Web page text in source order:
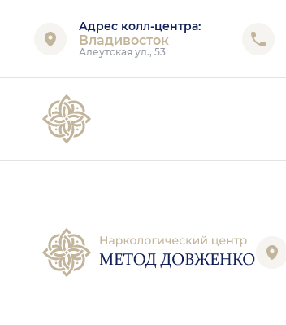
Адрес колл-центра:
Владивосток
Алеутская ул., 53